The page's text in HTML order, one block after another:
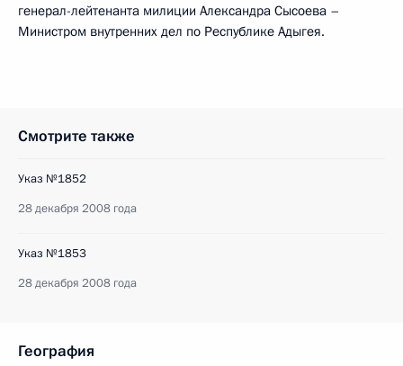
генерал-лейтенанта милиции Александра Сысоева –
Министром внутренних дел по Республике Адыгея.
Смотрите также
Указ №1852
28 декабря 2008 года
Указ №1853
28 декабря 2008 года
География